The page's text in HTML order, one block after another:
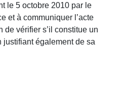
le 5 octobre 2010 par le
et à communiquer l’acte
de vérifier s’il constitue un
justifiant également de sa